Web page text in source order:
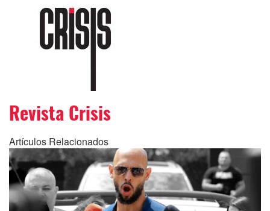
Revista Crisis
Artículos Relacionados